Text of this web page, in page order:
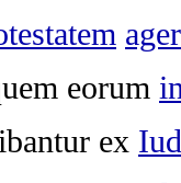
eorum
ex